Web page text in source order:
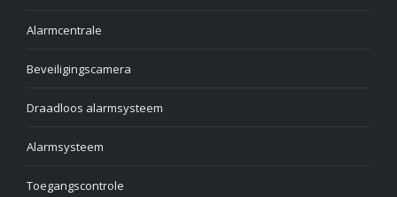
Alarmcentrale
Beveiligingscamera
Draadloos alarmsysteem
Alarmsysteem
Toegangscontrole